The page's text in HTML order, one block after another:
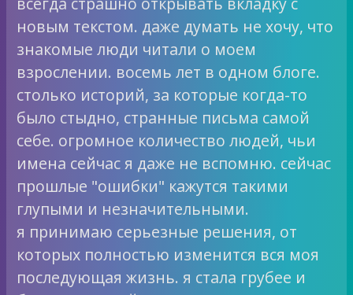
новым текстом. даже думать не хочу, что
знакомые люди читали о моем
взрослении. восемь лет в одном блоге.
столько историй, за которые когда-то
было стыдно, странные письма самой
себе. огромное количество людей, чьи
имена сейчас я даже не вспомню. сейчас
прошлые "ошибки" кажутся такими
глупыми и незначительными.
я принимаю серьезные решения, от
которых полностью изменится вся моя
последующая жизнь. я стала грубее и